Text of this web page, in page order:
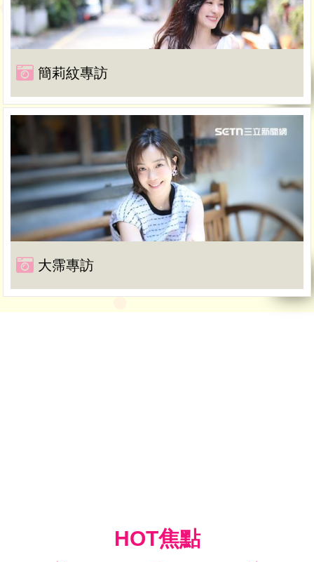
簡莉紋專訪
大霈專訪
HOT焦點